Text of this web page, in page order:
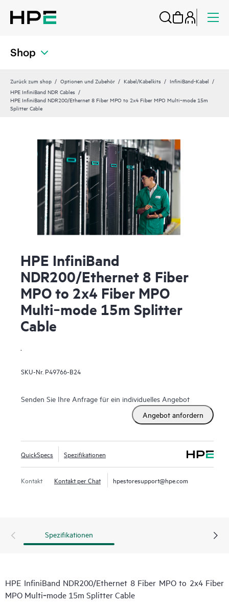
Shop
Zurück zum shop Optionen und Zubehör Kabel/Kabelkits
InfiniBand-Kabel
HPE InfiniBand NDR Cables
HPE InfiniBand NDR200/Ethernet 8 Fiber MPO to 2x4 Fiber MPO Multi‑mode 15m
Splitter Cable
HPE InfiniBand
NDR200/Ethernet 8 Fiber
MPO to 2x4 Fiber MPO
Multi‑mode 15m Splitter
Cable
.
SKU-Nr. P49766-B24
Senden Sie Ihre Anfrage für ein individuelles Angebot
Angebot anfordern
QuickSpecs Spezifikationen
Kontakt Kontakt per Chat hpestoresupport@hpe.com
Spezifikationen
HPE InfiniBand NDR200/Ethernet 8 Fiber MPO to 2x4 Fiber
MPO Multi‑mode 15m Splitter Cable